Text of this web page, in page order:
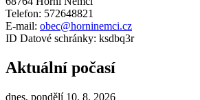
Telefon: 572648821
E-mail: obec@horninemci.cz
ID Datové schránky: ksdbq3r
Aktuální počasí
dnes, pondělí 10. 8. 2026